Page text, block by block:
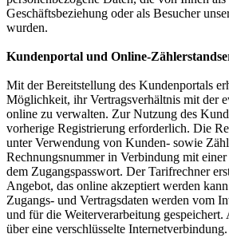
Geschäftsbeziehung oder als Besucher
wurden.
Kundenportal und Online-
Mit der Bereitstellung des Kundenportals
Möglichkeit, ihr Vertragsverhältnis mit der
online zu verwalten. Zur Nutzung des
vorherige Registrierung erforderlich. Die
unter Verwendung von Kunden- sowie
Rechnungsnummer in Verbindung mit
dem Zugangspasswort. Der Tarifrechner
Angebot, das online akzeptiert werden
Zugangs- und Vertragsdaten werden vom
und für die Weiterverarbeitung
über eine verschlüsselte